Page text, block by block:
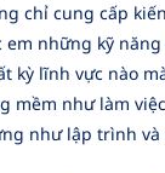
chỉ cung cấp
em những kỹ
kỳ lĩnh vực nào
mềm như làm
như lập trình và